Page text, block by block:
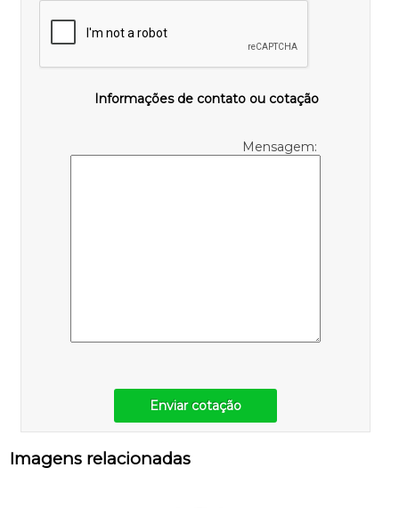
Informações de contato ou cotação
Mensagem:
Enviar cotação
Imagens relacionadas